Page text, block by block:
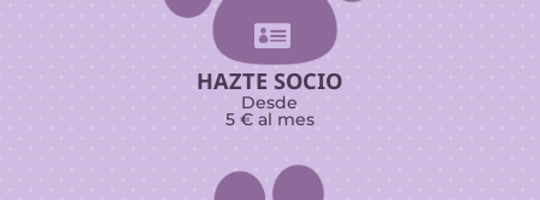

HAZTE SOCIO
Desde
5 € al mes